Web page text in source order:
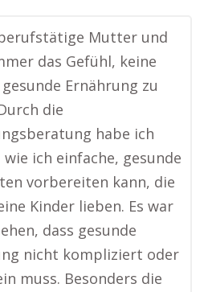
Mutter und
das Gefühl, keine
Ernährung zu
die
habe ich
ich einfache, gesunde
vorbereiten kann, die
Kinder lieben. Es war
dass gesunde
nicht kompliziert oder
muss. Besonders die